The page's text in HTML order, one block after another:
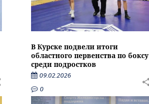
В Курске подвели итоги
областного первенства по боксу
среди подростков
09.02.2026
0